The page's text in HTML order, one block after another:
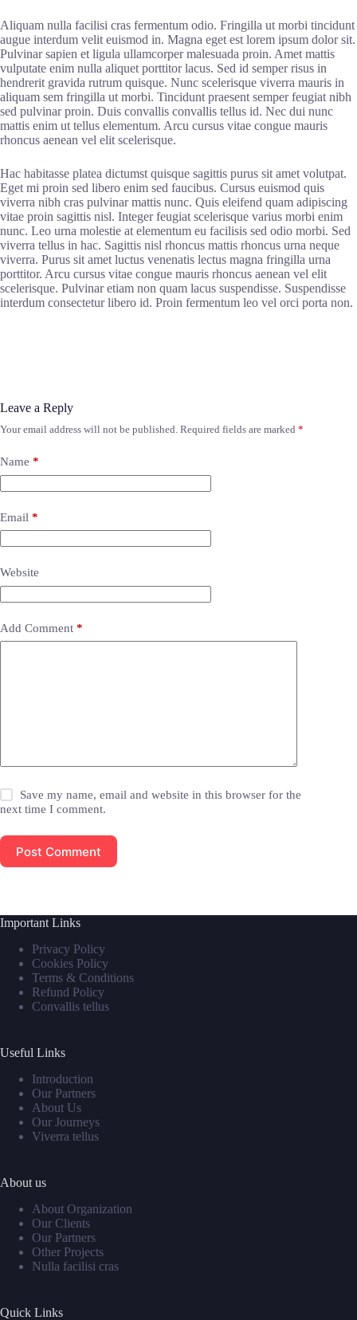
Aliquam nulla facilisi cras fermentum odio. Fringilla ut morbi tincidunt
augue interdum velit euismod in. Magna eget est lorem ipsum dolor sit.
Pulvinar sapien et ligula ullamcorper malesuada proin. Amet mattis
vulputate enim nulla aliquet porttitor lacus. Sed id semper risus in
hendrerit gravida rutrum quisque. Nunc scelerisque viverra mauris in
aliquam sem fringilla ut morbi. Tincidunt praesent semper feugiat nibh
sed pulvinar proin. Duis convallis convallis tellus id. Nec dui nunc
mattis enim ut tellus elementum. Arcu cursus vitae congue mauris
rhoncus aenean vel elit scelerisque.
Hac habitasse platea dictumst quisque sagittis purus sit amet volutpat.
Eget mi proin sed libero enim sed faucibus. Cursus euismod quis
viverra nibh cras pulvinar mattis nunc. Quis eleifend quam adipiscing
vitae proin sagittis nisl. Integer feugiat scelerisque varius morbi enim
nunc. Leo urna molestie at elementum eu facilisis sed odio morbi. Sed
viverra tellus in hac. Sagittis nisl rhoncus mattis rhoncus urna neque
viverra. Purus sit amet luctus venenatis lectus magna fringilla urna
porttitor. Arcu cursus vitae congue mauris rhoncus aenean vel elit
scelerisque. Pulvinar etiam non quam lacus suspendisse. Suspendisse
interdum consectetur libero id. Proin fermentum leo vel orci porta non.
Leave a Reply
Your email address will not be published. Required fields are marked *
Name *
Email *
Website
Add Comment *
Save my name, email and website in this browser for the
next time I comment.
Post Comment
Important Links
Privacy Policy
Cookies Policy
Terms & Conditions
Refund Policy
Convallis tellus
Useful Links
Introduction
Our Partners
About Us
Our Journeys
Viverra tellus
About us
About Organization
Our Clients
Our Partners
Other Projects
Nulla facilisi cras
Quick Links